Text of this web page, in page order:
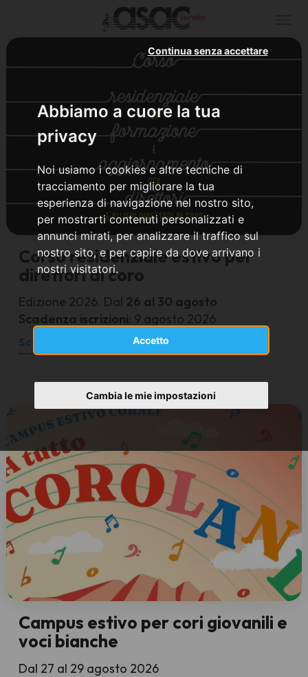
Abbiamo a cuore la tua
privacy
Noi usiamo i cookies e altre tecniche di
tracciamento per migliorare la tua
esperienza di navigazione nel nostro sito,
per mostrarti contenuti personalizzati e
annunci mirati, per analizzare il traffico sul
nostro sito, e per capire da dove arrivano i
nostri visitatori.
Accetto
Continua senza accettare
Cambia le mie impostazioni
Corso residenziale estivo per
direttori di coro
Edizione 2026. Dal 26 al 30 agosto
Scadenza iscrizioni: 9 agosto 2026
Scopri
Campus estivo per cori giovanili e
voci bianche
Dal 27 al 29 agosto 2026